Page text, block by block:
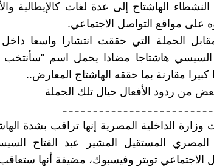
الهاشتاج إلى عدة لغات كالإيطالية
على مواقع التواصل الاجتماعي.
الحملة التي حققت انتشارا واسعا
هاشتاجا مضادا يحمل اسم "سأنتخب
كبيرا مقارنة بما حققه الهاشتاج المعارض..
بعض من ردود الأفعال حيال تلك الحملة
ـ ـ ـ ـ ـ ـ ـ ـ ـ ـ ـ ـ ـ ـ ـ ـ ـ ـ ـ ـ ـ ـ ـ ـ
وزارة الداخلية المصرية إنها تراقب بشدة
المصري المستقيل المشير عبد الفتاح
الاجتماعي تويتر وفيسبوك، مضيفة أنها